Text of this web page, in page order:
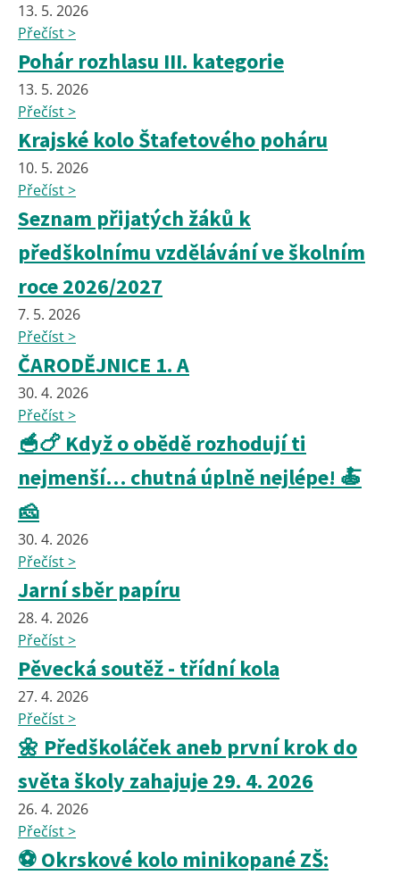
13. 5. 2026
Přečíst >
Pohár rozhlasu III. kategorie
13. 5. 2026
Přečíst >
Krajské kolo Štafetového poháru
10. 5. 2026
Přečíst >
Seznam přijatých žáků k
předškolnímu vzdělávání ve školním
roce 2026/2027
7. 5. 2026
Přečíst >
ČARODĚJNICE 1. A
30. 4. 2026
Přečíst >
🥣🍗 Když o obědě rozhodují ti
nejmenší… chutná úplně nejlépe! 🍝
🧀
30. 4. 2026
Přečíst >
Jarní sběr papíru
28. 4. 2026
Přečíst >
Pěvecká soutěž - třídní kola
27. 4. 2026
Přečíst >
🌼 Předškoláček aneb první krok do
světa školy zahajuje 29. 4. 2026
26. 4. 2026
Přečíst >
⚽ Okrskové kolo minikopané ZŠ: